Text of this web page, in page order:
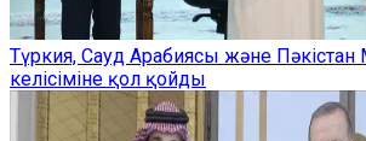
Түркия, Сауд Арабиясы және
келісіміне қол қойды